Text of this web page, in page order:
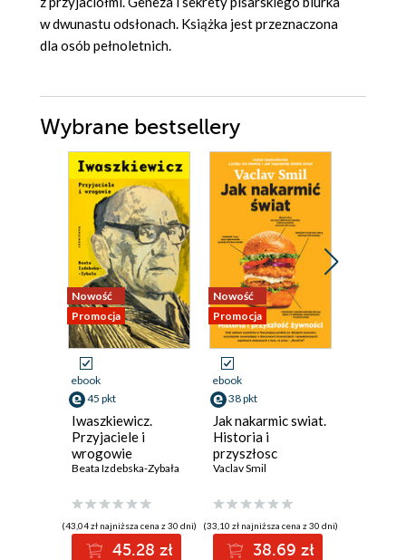
w dwunastu odsłonach. Książka jest przeznaczona
dla osób pełnoletnich.
Wybrane bestsellery
Nowość
Promocja
ebook
45 pkt
Iwaszkiewicz.
Przyjaciele i
wrogowie
Beata Izdebska-Zybała
(43,04 zł najniższa cena z 30 dni)
45.28 zł
Nowość
Promocja
ebook
38 pkt
Jak nakarmic swiat.
Historia i
przyszłosc
zywnosci
Vaclav Smil
(33,10 zł najniższa cena z 30 dni)
38.69 zł